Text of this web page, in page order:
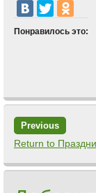
Понравилось это:
Previous
Return to